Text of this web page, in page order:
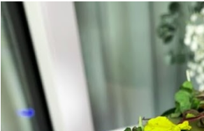
tradicionales y copiosos de
simple pero revolucionaria,
ingrediente tan humilde como la
en un snack ligero, dorado,
100% natural. Es el sustituto